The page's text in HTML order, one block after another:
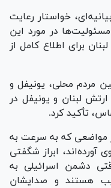
خواستار رعایت
در مورد این
برای اطلاع کامل از
مردم محلی، یونیفل و
لبنان و یونیفل در
تأکید کرد.
مواضعی که به سرعت به
آورده‌اند، ابراز شگفتی
دشمن اسرائیلی به
هستند و صدایشان